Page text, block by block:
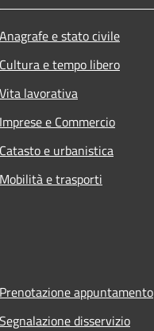
Anagrafe e stato civile
Cultura e tempo libero
Vita lavorativa
Imprese e Commercio
Catasto e urbanistica
Mobilità e trasporti
Prenotazione appuntamento
Segnalazione disservizio